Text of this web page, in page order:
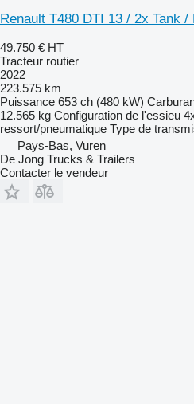
Renault T480 DTI 13 / 2x Tank
49.750 € HT
Tracteur routier
2022
223.575 km
Puissance 653 ch (480 kW)
12.565 kg Configuration de l'essieu
ressort/pneumatique Type de
Pays-Bas, Vuren
De Jong Trucks & Trailers
Contacter le vendeur